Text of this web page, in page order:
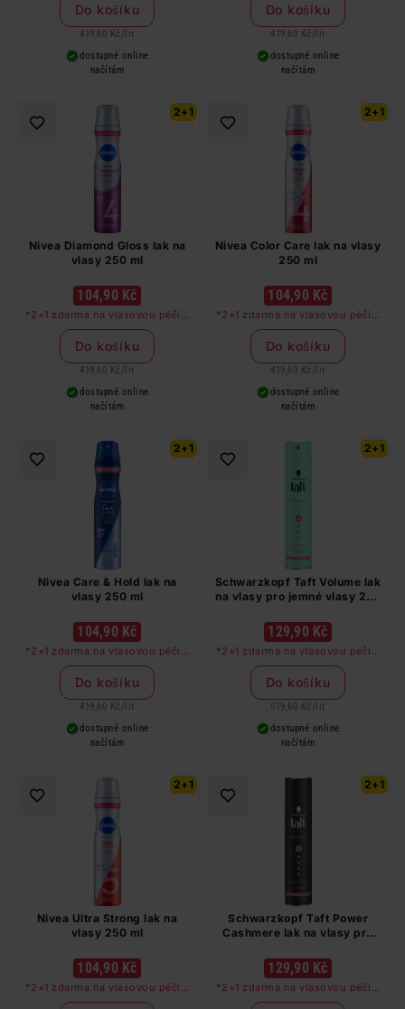
produkt zdarma. Neplatí na
barvy na vlasy a cestovní balení.
Do košíku
419,60 Kč / lit
dostupné online
načítám
produkt zdarma. Neplatí na
barvy na vlasy a cestovní balení.
Do košíku
419,60 Kč / lit
dostupné online
načítám
2+1
Nivea Diamond Gloss lak na
vlasy 250 ml
104,90 Kč
*2+1 zdarma na vlasovou péči v
libovolné kombinaci, nejlevnější
produkt zdarma. Neplatí na
barvy na vlasy a cestovní balení.
Do košíku
419,60 Kč / lit
dostupné online
načítám
2+1
Nivea Color Care lak na vlasy
250 ml
104,90 Kč
*2+1 zdarma na vlasovou péči v
libovolné kombinaci, nejlevnější
produkt zdarma. Neplatí na
barvy na vlasy a cestovní balení.
Do košíku
419,60 Kč / lit
dostupné online
načítám
2+1
Nivea Care & Hold lak na
vlasy 250 ml
104,90 Kč
*2+1 zdarma na vlasovou péči v
libovolné kombinaci, nejlevnější
produkt zdarma. Neplatí na
barvy na vlasy a cestovní balení.
Do košíku
419,60 Kč / lit
dostupné online
načítám
2+1
Schwarzkopf Taft Volume lak
na vlasy pro jemné vlasy 250
129,90 Kč
*2+1 zdarma na vlasovou péči v
libovolné kombinaci, nejlevnější
produkt zdarma. Neplatí na
barvy na vlasy a cestovní balení.
Do košíku
519,60 Kč / lit
dostupné online
načítám
2+1
Nivea Ultra Strong lak na
vlasy 250 ml
104,90 Kč
*2+1 zdarma na vlasovou péči v
libovolné kombinaci, nejlevnější
2+1
Schwarzkopf Taft Power
Cashmere lak na vlasy pro
ml
129,90 Kč
*2+1 zdarma na vlasovou péči v
libovolné kombinaci, nejlevnější